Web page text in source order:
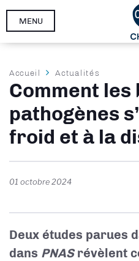
Aller
MENU
Fil
d'Ariane
Accueil Actualités
Comment
pathogènes
froid et à la
01 octobre 2024
Deux études parues
dans PNASrévèlent